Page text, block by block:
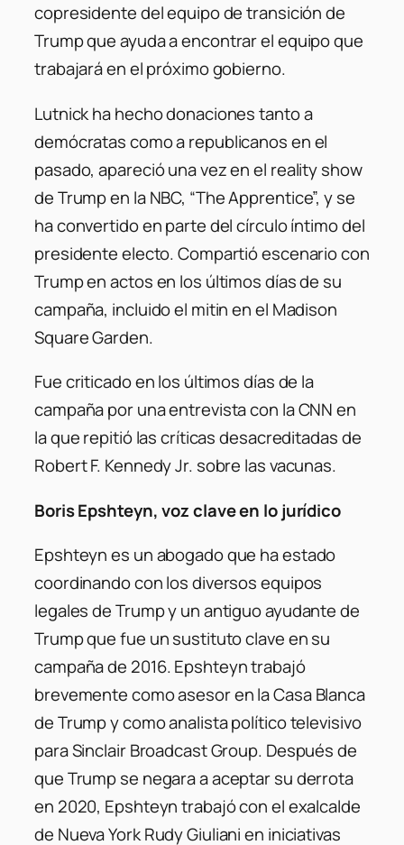
copresidente del equipo de transición de
Trump que ayuda a encontrar el equipo que
trabajará en el próximo gobierno.
Lutnick ha hecho donaciones tanto a
demócratas como a republicanos en el
pasado, apareció una vez en el reality show
de Trump en la NBC, “The Apprentice”, y se
ha convertido en parte del círculo íntimo del
presidente electo. Compartió escenario con
Trump en actos en los últimos días de su
campaña, incluido el mitin en el Madison
Square Garden.
Fue criticado en los últimos días de la
campaña por una entrevista con la CNN en
la que repitió las críticas desacreditadas de
Robert F. Kennedy Jr. sobre las vacunas.
Boris Epshteyn, voz clave en lo jurídico
Epshteyn es un abogado que ha estado
coordinando con los diversos equipos
legales de Trump y un antiguo ayudante de
Trump que fue un sustituto clave en su
campaña de 2016. Epshteyn trabajó
brevemente como asesor en la Casa Blanca
de Trump y como analista político televisivo
para Sinclair Broadcast Group. Después de
que Trump se negara a aceptar su derrota
en 2020, Epshteyn trabajó con el exalcalde
de Nueva York Rudy Giuliani en iniciativas